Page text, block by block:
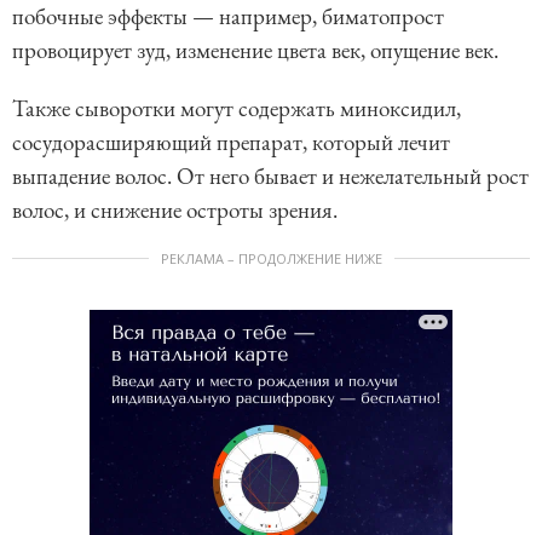
побочные эффекты — например, биматопрост
провоцирует зуд, изменение цвета век, опущение век.
Также сыворотки могут содержать миноксидил,
сосудорасширяющий препарат, который лечит
выпадение волос. От него бывает и нежелательный рост
волос, и снижение остроты зрения.
РЕКЛАМА – ПРОДОЛЖЕНИЕ НИЖЕ